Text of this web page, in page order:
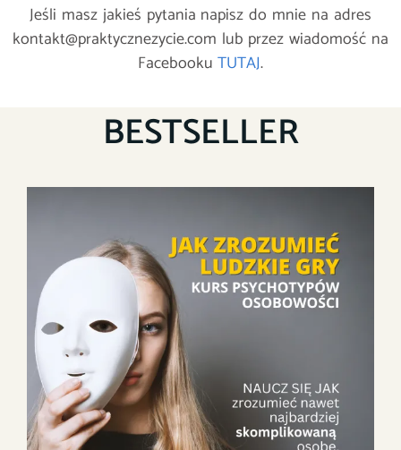
Jeśli masz jakieś pytania napisz do mnie na adres
kontakt@praktycznezycie.com lub przez wiadomość na
FacebookuTUTAJ.
BESTSELLER